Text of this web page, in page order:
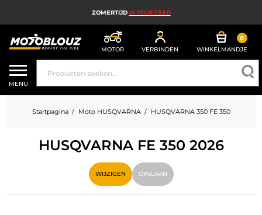
ZOMERTIJD IK PROFITEER
MOTOR VERBINDEN
0
WINKELMANDJE
MOTORHELM
MOTORUITRUSTING HEREN
MOTORUITRUSTING DAMES
MX, ENDURO EN TRAIL
HIGH TECH MOTORFIETS
MOTORAIRBAG
MENU
Startpagina Moto HUSQVARNA HUSQVARNA 350 FE 350
HUSQVARNA FE 350 2026
WIJZIGEN OPSLAAN